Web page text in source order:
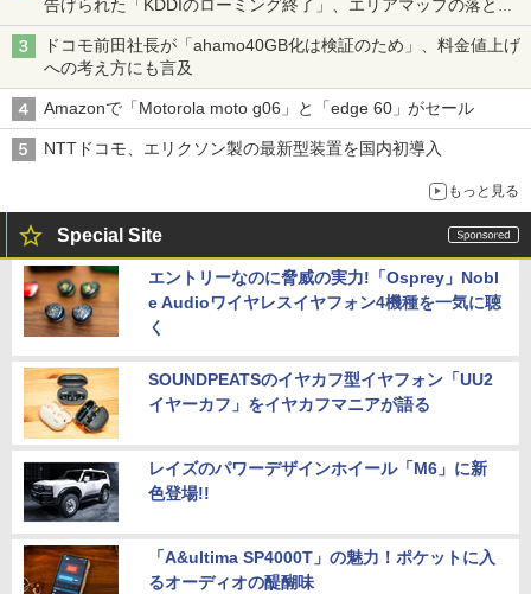
告げられた「KDDIのローミング終了」、エリアマップの落とし
穴と楽天モバイルの課題
ドコモ前田社長が「ahamo40GB化は検証のため」、料金値上げ
への考え方にも言及
Amazonで「Motorola moto g06」と「edge 60」がセール
NTTドコモ、エリクソン製の最新型装置を国内初導入
もっと見る
Special Site
エントリーなのに脅威の実力!「Osprey」Nobl
e Audioワイヤレスイヤフォン4機種を一気に聴
く
SOUNDPEATSのイヤカフ型イヤフォン「UU2
イヤーカフ」をイヤカフマニアが語る
レイズのパワーデザインホイール「M6」に新
色登場!!
「A&ultima SP4000T」の魅力！ポケットに入
るオーディオの醍醐味